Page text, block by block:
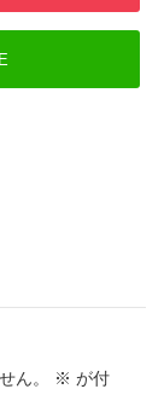
ん。 ※ が付